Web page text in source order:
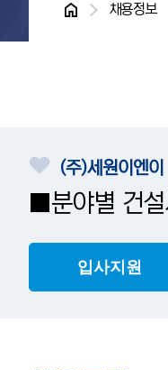
홈 채용정보
(주)세원이엔이
■분야별 건
입사지원